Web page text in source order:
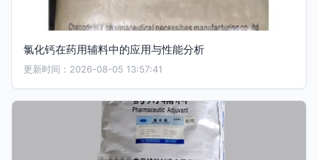
氯化钙在药用辅料中的应用与性能分析
更新时间：2026-08-05 13:57:41